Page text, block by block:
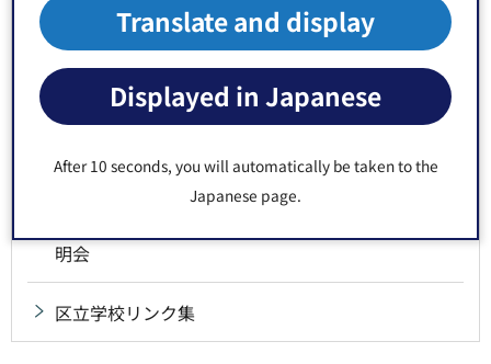
Translate and display
Displayed in Japanese
After 10 seconds, you will automatically be taken to the
Japanese page.
東日本大震災により江東区へ転入してきたお子さ
まの就学手続きについて
外国籍のお子様の就学手続きについて
学校選択制度
明会
区立学校リンク集